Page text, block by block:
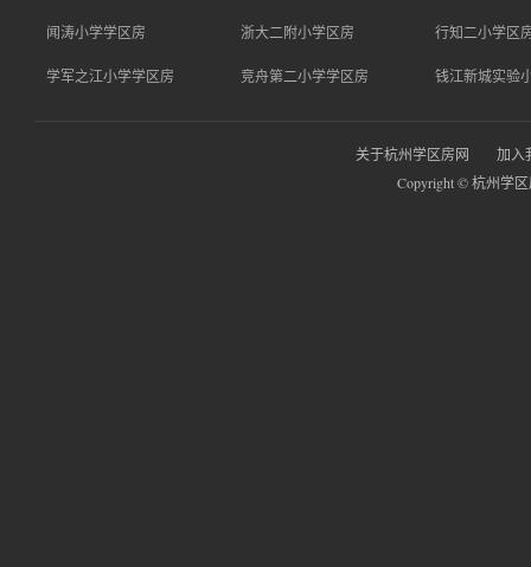
闻涛小学学区房 浙大二附小学区房 行知二小学区
学军之江小学学区房 竞舟第二小学学区房 钱江新城实验
关于杭州学区房网
加入
Copyright © 杭州学